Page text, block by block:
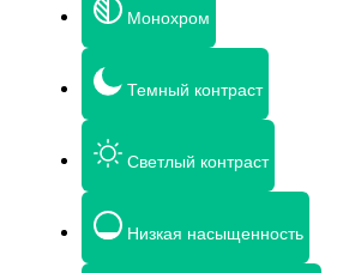
Монохром
Темный контраст
Светлый контраст
Низкая насыщенность